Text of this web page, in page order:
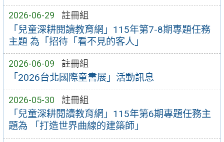
2026-06-29 註冊組
「兒童深耕閱讀教育網」115年第7-8期專題任務
主題 為「招待「看不見的客人」
2026-06-09 註冊組
「2026台北國際童書展」活動訊息
2026-05-30 註冊組
「兒童深耕閱讀教育網」115年第6期專題任務主
題為 「打造世界曲線的建築師」